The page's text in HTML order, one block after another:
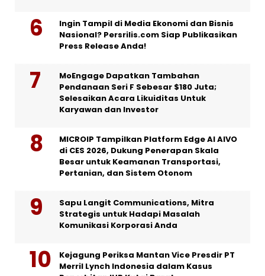
Ingin Tampil di Media Ekonomi dan Bisnis
Nasional? Persrilis.com Siap Publikasikan
Press Release Anda!
MoEngage Dapatkan Tambahan
Pendanaan Seri F Sebesar $180 Juta;
Selesaikan Acara Likuiditas Untuk
Karyawan dan Investor
MICROIP Tampilkan Platform Edge AI AIVO
di CES 2026, Dukung Penerapan Skala
Besar untuk Keamanan Transportasi,
Pertanian, dan Sistem Otonom
Sapu Langit Communications, Mitra
Strategis untuk Hadapi Masalah
Komunikasi Korporasi Anda
Kejagung Periksa Mantan Vice Presdir PT
Merril Lynch Indonesia dalam Kasus